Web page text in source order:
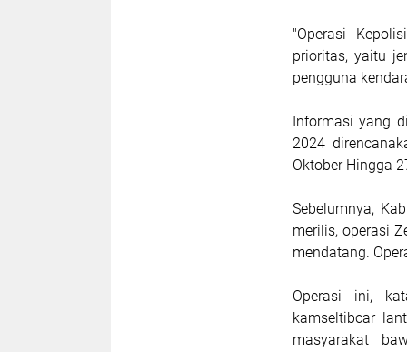
"Operasi
prioritas, yaitu
pengguna
Informasi yang
2024
Oktober Hingga
Sebelumnya,
merilis, operasi
mendatang.
Operasi ini,
kamseltibcar
masyarakat